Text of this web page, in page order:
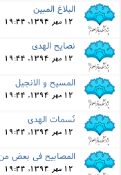
البلاغ المبین
12 مهر 1394, 19:44
نصایح الهدى
12 مهر 1394, 19:44
المسیح و الانجیل
12 مهر 1394, 19:44
نَسمات الهدى
12 مهر 1394, 19:44
المصابیح فى بعض من
12 مهر 1394, 19:44